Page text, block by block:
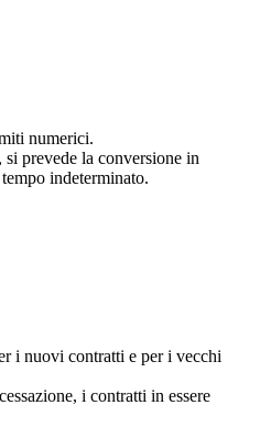
numerici.
prevede la conversione in
indeterminato.
i nuovi contratti e per i vecchi
i contratti in essere